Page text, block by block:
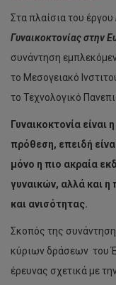
Στα πλαίσια του έργου
Γυναικoκτονίας στην
συνάντηση
το Μεσογειακό
το Τεχνολογικό
Γυναικοκτονία
πρόθεση, επειδή
μόνο η πιο ακραία
γυναικών, αλλά και η
και ανισότητας.
Σκοπός της
κύριων δράσεων του
έρευνας σχετικά με